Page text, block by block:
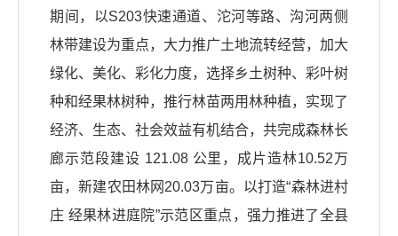
期间，以S203快速通道、沱河等路、沟河两侧
林带建设为重点，大力推广土地流转经营，加大
绿化、美化、彩化力度，选择乡土树种、彩叶树
种和经果林树种，推行林苗两用林种植，实现了
经济、生态、社会效益有机结合，共完成森林长
廊示范段建设 121.08 公里，成片造林10.52万
亩，新建农田林网20.03万亩。以打造“森林进村
庄 经果林进庭院”示范区重点，强力推进了全县